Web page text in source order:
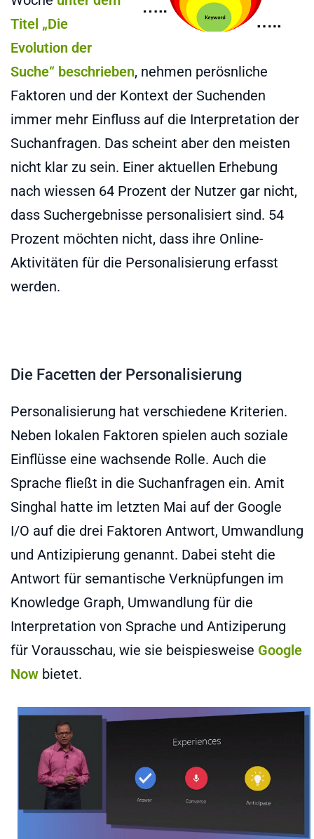
Titel „Die
Evolution der
Suche“ beschrieben, nehmen perösnliche
Faktoren und der Kontext der Suchenden
immer mehr Einfluss auf die Interpretation der
Suchanfragen. Das scheint aber den meisten
nicht klar zu sein. Einer aktuellen Erhebung
nach wiessen 64 Prozent der Nutzer gar nicht,
dass Suchergebnisse personalisiert sind. 54
Prozent möchten nicht, dass ihre Online-
Aktivitäten für die Personalisierung erfasst
werden.
Die Facetten der Personalisierung
Personalisierung hat verschiedene Kriterien.
Neben lokalen Faktoren spielen auch soziale
Einflüsse eine wachsende Rolle. Auch die
Sprache fließt in die Suchanfragen ein. Amit
Singhal hatte im letzten Mai auf der Google
I/O auf die drei Faktoren Antwort, Umwandlung
und Antizipierung genannt. Dabei steht die
Antwort für semantische Verknüpfungen im
Knowledge Graph, Umwandlung für die
Interpretation von Sprache und Antiziperung
für Vorausschau, wie sie beispiesweise Google
Now bietet.